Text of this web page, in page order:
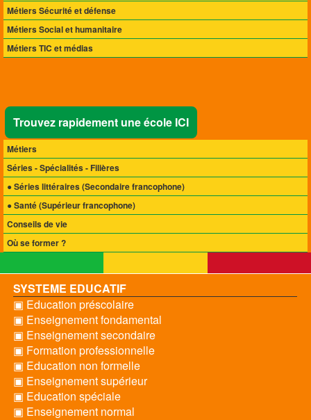
Métiers Sécurité et défense
Métiers Social et humanitaire
Métiers TIC et médias
Trouvez rapidement une école ICI
Métiers
Séries - Spécialités - Filières
● Séries littéraires(Secondaire francophone)
● Santé(Supérieur francophone)
Conseils de vie
Où se former ?
SYSTEME EDUCATIF
▣ Education préscolaire
▣ Enseignement fondamental
▣ Enseignement secondaire
▣ Formation professionnelle
▣ Education non formelle
▣ Enseignement supérieur
▣ Education spéciale
▣ Enseignement normal